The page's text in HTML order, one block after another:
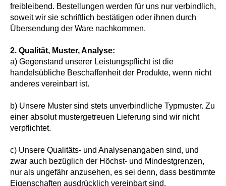
freibleibend. Bestellungen werden für uns nur verbindlich,
soweit wir sie schriftlich bestätigen oder ihnen durch
Übersendung der Ware nachkommen.
2. Qualität, Muster, Analyse:
a) Gegenstand unserer Leistungspflicht ist die
handelsübliche Beschaffenheit der Produkte, wenn nicht
anderes vereinbart ist.
b) Unsere Muster sind stets unverbindliche Typmuster. Zu
einer absolut mustergetreuen Lieferung sind wir nicht
verpflichtet.
c) Unsere Qualitäts- und Analysenangaben sind, und
zwar auch bezüglich der Höchst- und Mindestgrenzen,
nur als ungefähr anzusehen, es sei denn, dass bestimmte
Eigenschaften ausdrücklich vereinbart sind.